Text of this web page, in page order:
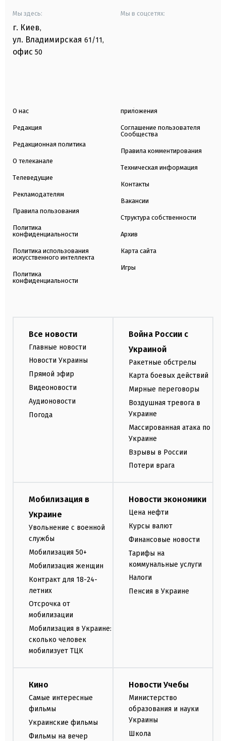
Мы здесь:
г. Киев,
ул. Владимирская 61/11,
офис 50
Мы в соцсетях:
О нас
Редакция
Редакционная политика
О телеканале
Телеведущие
Рекламодателям
Правила пользования
Политика
конфиденциальности
Политика использования
искусственного интеллекта
Политика
конфиденциальности
приложения
Соглашение пользователя
Сообщества
Правила комментирования
Техническая информация
Контакты
Вакансии
Структура собственности
Архив
Карта сайта
Игры
Все новости
Главные новости
Новости Украины
Прямой эфир
Видеоновости
Аудионовости
Погода
Война России с
Украиной
Ракетные обстрелы
Карта боевых действий
Мирные переговоры
Воздушная тревога в
Украине
Массированная атака по
Украине
Взрывы в России
Потери врага
Мобилизация в
Украине
Увольнение с военной
службы
Мобилизация 50+
Мобилизация женщин
Контракт для 18-24-
летних
Отсрочка от
мобилизации
Мобилизация в Украине:
сколько человек
мобилизует ТЦК
Новости экономики
Цена нефти
Курсы валют
Финансовые новости
Тарифы на
коммунальные услуги
Налоги
Пенсия в Украине
Кино
Самые интересные
фильмы
Украинские фильмы
Фильмы на вечер
Новости Учебы
Министерство
образования и науки
Украины
Школа